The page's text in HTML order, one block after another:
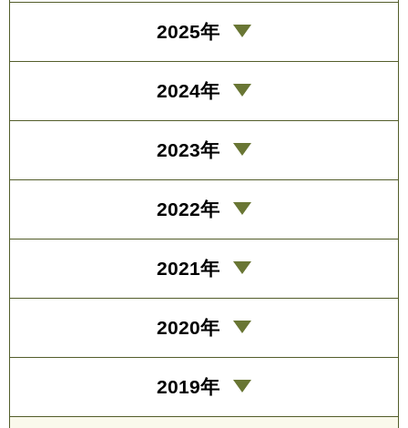
2025年
2024年
2023年
2022年
2021年
2020年
2019年